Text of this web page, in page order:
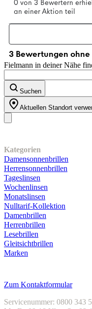
Fielmann in deiner Nähe
Suchen
Aktuellen Standort
Kategorien
Damensonnenbrillen
Herrensonnenbrillen
Tageslinsen
Wochenlinsen
Monatslinsen
Nulltarif-Kollektion
Damenbrillen
Herrenbrillen
Lesebrillen
Gleitsichtbrillen
Marken
Zum Kontaktformular
Servicenummer: 0800 343